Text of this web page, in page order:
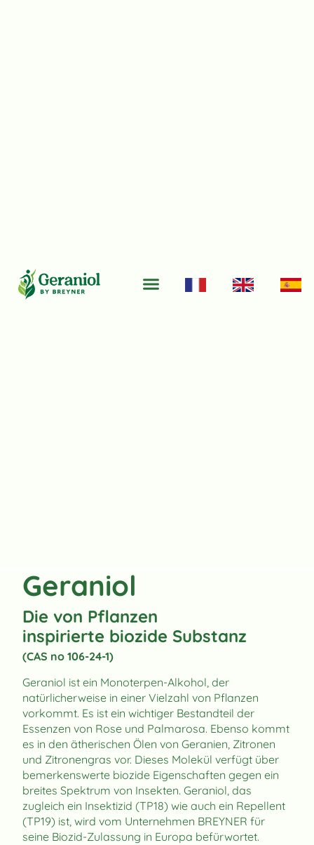
Geraniol
Die von Pflanzen
inspirierte biozide Substanz
(CAS no 106-24-1)
Geraniol ist ein Monoterpen-Alkohol, der
natürlicherweise in einer Vielzahl von Pflanzen
vorkommt. Es ist ein wichtiger Bestandteil der
Essenzen von Rose und Palmarosa. Ebenso kommt
es in den ätherischen Ölen von Geranien, Zitronen
und Zitronengras vor. Dieses Molekül verfügt über
bemerkenswerte biozide Eigenschaften gegen ein
breites Spektrum von Insekten. Geraniol, das
zugleich ein Insektizid (TP18) wie auch ein Repellent
(TP19) ist, wird vom Unternehmen BREYNER für
seine Biozid-Zulassung in Europa befürwortet.